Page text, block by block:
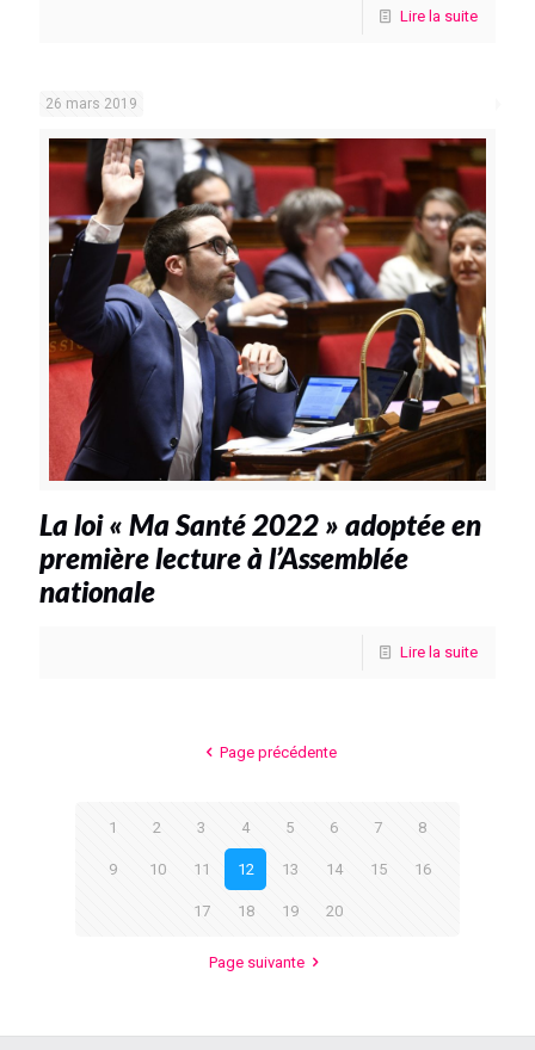
Lire la suite
26 mars 2019
La loi « Ma Santé 2022 » adoptée en
première lecture à l’Assemblée
nationale
Lire la suite
Page précédente
1 2 3 4 5 6 7 8
9 10 11 12 13 14 15 16
17 18 19 20
Page suivante